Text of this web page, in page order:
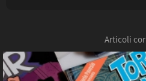
Articoli